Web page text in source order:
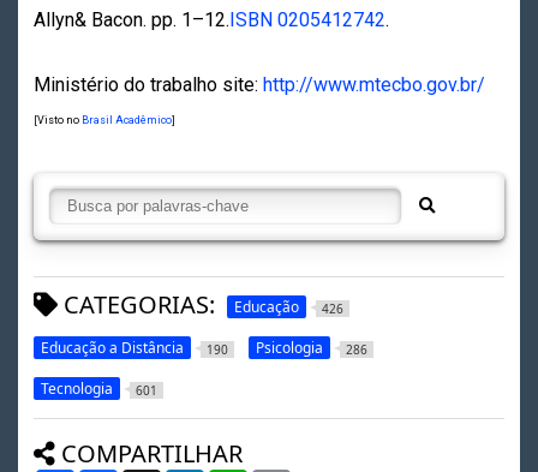
Allyn& Bacon. pp. 1–12.ISBN 0205412742.
Ministério do trabalho site: http://www.mtecbo.gov.br/
[Visto no Brasil Acadêmico]
CATEGORIAS: Educação 426
Educação a Distância 190 Psicologia 286
Tecnologia 601
COMPARTILHAR